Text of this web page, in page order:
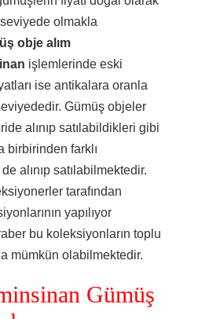
olmakla
obje alım
işlemlerinde eski
ise antikalara oranla
Gümüş objeler
alınıp satılabildikleri gibi
birbirinden farklı
alınıp satılabilmektedir.
tarafından
yapılıyor
bu koleksiyonların toplu
mümkün olabilmektedir.
Gümüş